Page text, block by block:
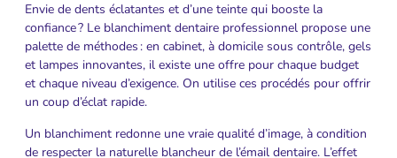
Envie de dents éclatantes et d’une teinte qui booste la
confiance ? Le blanchiment dentaire professionnel propose une
palette de méthodes : en cabinet, à domicile sous contrôle, gels
et lampes innovantes, il existe une offre pour chaque budget
et chaque niveau d’exigence. On utilise ces procédés pour offrir
un coup d’éclat rapide.
Un blanchiment redonne une vraie qualité d’image, à condition
de respecter la naturelle blancheur de l’émail dentaire. L’effet